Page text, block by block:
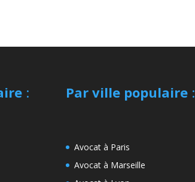
: Par ville populaire:
Avocat à Paris
Avocat à Marseille